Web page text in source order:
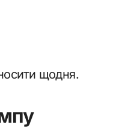
щодня.